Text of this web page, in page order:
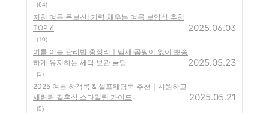
(64)
지친 여름 몸보신! 기력 채우는 여름 보양식 추천
TOP 6
(10)
2025.06.03
여름 이불 관리법 총정리｜냄새·곰팡이 없이 뽀송
하게 유지하는 세탁·보관 꿀팁
(2)
2025.05.23
2025 여름 하객룩 & 셀프웨딩룩 추천｜시원하고
세련된 결혼식 스타일링 가이드
(5)
2025.05.21